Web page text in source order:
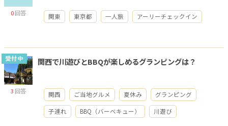
0回答 関東 東京都 一人旅 アーリーチェックイン
受付中
3 回答
関西で川遊びとBBQが楽しめるグランピングは？
関西 ご当地グルメ 夏休み グランピング
子連れ BBQ（バーベキュー） 川遊び